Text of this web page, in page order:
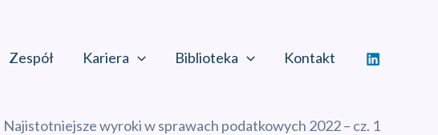
Zespół Kariera Biblioteka Kontakt
Najistotniejsze wyroki w sprawach podatkowych 2022 – cz. 1